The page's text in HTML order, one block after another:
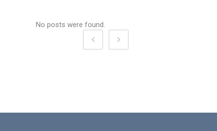
No posts were found.